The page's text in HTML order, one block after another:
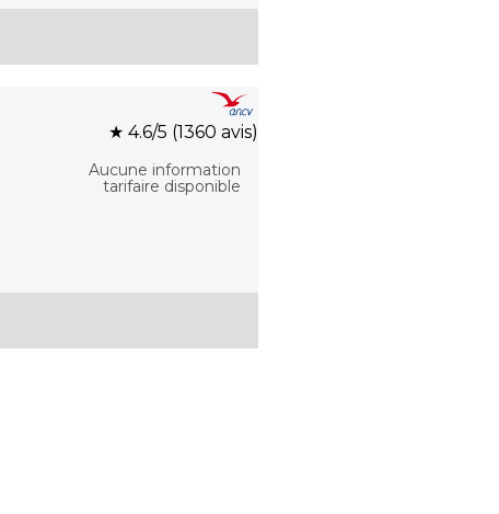
★ 4.6/5 (1360 avis)
Aucune information
tarifaire disponible